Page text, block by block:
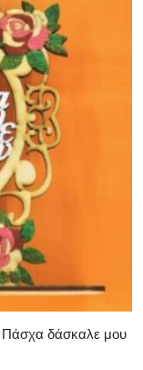
Πάσχα δάσκαλε μου